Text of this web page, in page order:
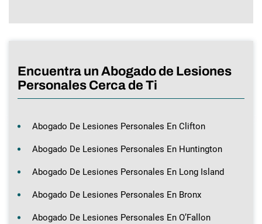
Encuentra un Abogado de Lesiones
Personales Cerca de Ti
Abogado De Lesiones Personales En Clifton
Abogado De Lesiones Personales En Huntington
Abogado De Lesiones Personales En Long Island
Abogado De Lesiones Personales En Bronx
Abogado De Lesiones Personales En O’Fallon